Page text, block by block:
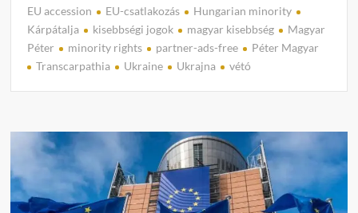
EU accession EU-csatlakozás
Hungarian minority
Kárpátalja
kisebbségi jogok magyar kisebbség
Magyar
Péter
minority rights partner-ads-free
Péter Magyar
Transcarpathia
Ukraine Ukrajna vétó
t
on
A
jogok